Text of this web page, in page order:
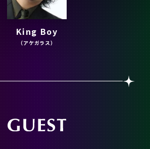
King Boy
（アケガラス）